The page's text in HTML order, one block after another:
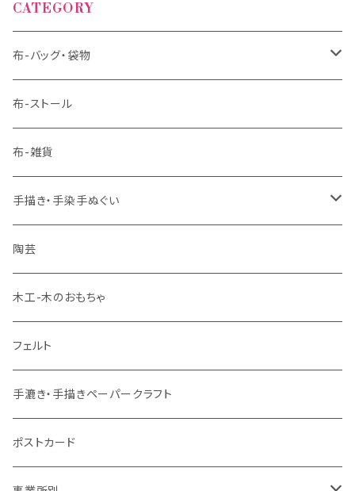
CATEGORY
布-バッグ・袋物
バッグ
袋物
布-ストール
布-雑貨
手描き・手染手ぬぐい
藍染
ベンガラ染
陶芸
木工-木のおもちゃ
フェルト
手漉き・手描きペーパークラフト
ポストカード